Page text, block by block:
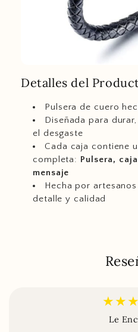
Detalles del
Pulsera de cuero
Diseñada para
el desgaste
Cada caja contiene
completa: Pulsera,
mensaje
Hecha por
detalle y calidad
Le